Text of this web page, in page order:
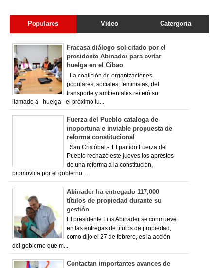
Populares Video Catergoria
Fracasa diálogo solicitado por el
presidente Abinader para evitar
huelga en el Cibao
La coalición de organizaciones
populares, sociales, feministas, del
transporte y ambientales reiteró su
llamado a huelga el próximo lu...
Fuerza del Pueblo cataloga de
inoportuna e inviable propuesta de
reforma constitucional
San Cristóbal.- El partido Fuerza del
Pueblo rechazó este jueves los aprestos
de una reforma a la constitución,
promovida por el gobierno...
Abinader ha entregado 117,000
títulos de propiedad durante su
gestión
El presidente Luis Abinader se conmueve
en las entregas de títulos de propiedad,
como dijo el 27 de febrero, es la acción
del gobierno que m...
Contactan importantes avances de